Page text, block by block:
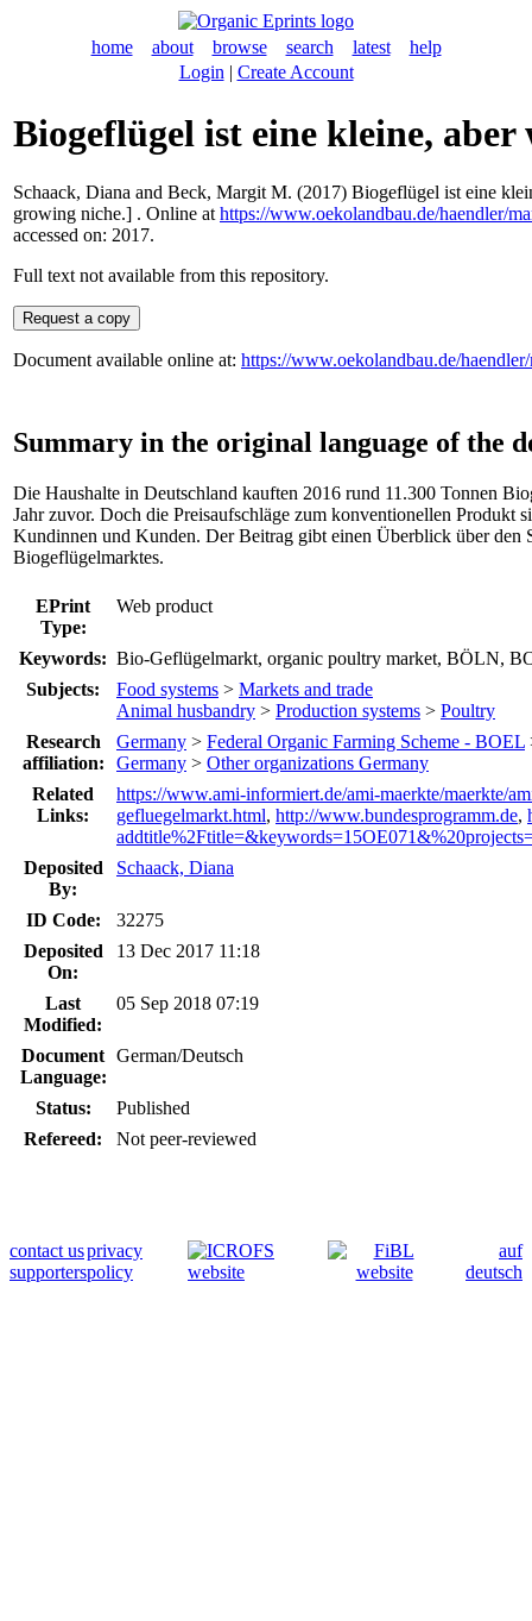
home about browse search latest
help
Login | Create Account
Biogeflügel ist eine kleine, aber
Schaack, Diana and Beck, Margit M. (2017) Biogeflügel ist eine
growing niche.] . Online at https://www.oekolandbau.de/haendler/
accessed on: 2017.
Full text not available from this repository.
Document available online at: https://www.oekolandbau.de/
Summary in the original language of the
Die Haushalte in Deutschland kauften 2016 rund 11.300 Tonnen
Jahr zuvor. Doch die Preisaufschläge zum konventionellen Produkt
Kundinnen und Kunden. Der Beitrag gibt einen Überblick über den
Biogeflügelmarktes.
EPrint
Type:
Web product
Keywords: Bio-Geflügelmarkt, organic poultry market, BÖLN,
Subjects:
Food systems > Markets and trade
Animal husbandry > Production systems > Poultry
Research
affiliation:
Germany > Federal Organic Farming Scheme - BOEL
Germany > Other organizations Germany
Related
Links:
https://www.ami-informiert.de/ami-maerkte/maerkte/
gefluegelmarkt.html, http://www.bundesprogramm.de,
Deposited
By:
Schaack, Diana
ID Code:
32275
Deposited
On:
13 Dec 2017 11:18
Last
Modified:
05 Sep 2018 07:19
Document
Language:
German/Deutsch
Status:
Published
Refereed:
Not peer-reviewed
contact us
supporters
privacy
policy
auf
deutsch